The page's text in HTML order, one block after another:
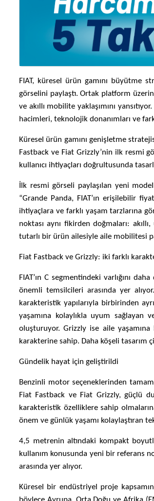
FIAT, küresel ürün gamını büyütme
görselini paylaştı. Ortak platform
ve akıllı mobilite yaklaşımını
hacimleri, teknolojik donanımları ve
Küresel ürün gamını genişletme
Fastback ve Fiat Grizzly’nin ilk resmi
kullanıcı ihtiyaçları doğrultusunda
İlk resmi görseli paylaşılan yeni
“Grande Panda, FIAT’ın erişilebilir
ihtiyaçlara ve farklı yaşam tarzlarına
noktası aynı fikirden doğmaları:
tutarlı bir ürün ailesiyle aile mobilitesi
Fiat Fastback ve Grizzly: iki farklı
FIAT’ın C segmentindeki varlığını
önemli temsilcileri arasında yer
karakteristik yapılarıyla birbirinden
yaşamına kolaylıkla uyum
oluşturuyor. Grizzly ise aile
karakterine sahip. Daha köşeli tasarım
Gündelik hayat için geliştirildi
Benzinli motor seçeneklerinden
Fiat Fastback ve Fiat Grizzly, güçlü
karakteristik özelliklere sahip
önem ve günlük yaşamı kolaylaştıran
4,5 metrenin altındaki kompakt
kullanım konusunda yeni bir referans
arasında yer alıyor.
Küresel bir endüstriyel proje